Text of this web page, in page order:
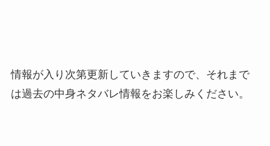
情報が入り次第更新していきますので、それまで
は過去の中身ネタバレ情報をお楽しみください。